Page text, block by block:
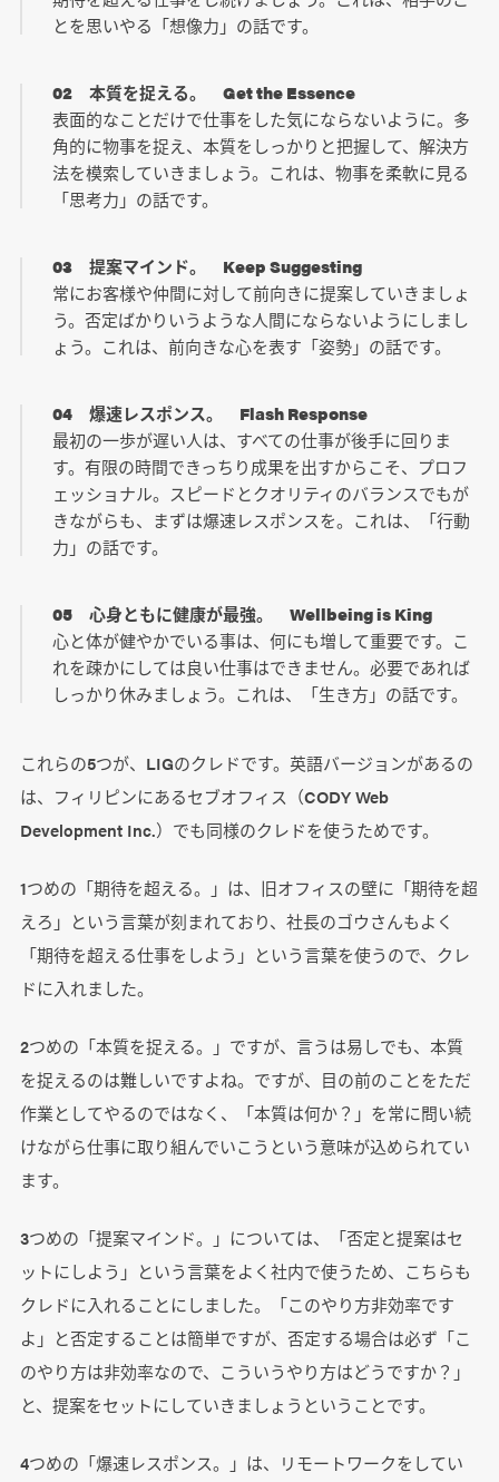
とを思いやる「想像力」の話です。
02 本質を捉える。 Get the Essence
表面的なことだけで仕事をした気にならないように。多
角的に物事を捉え、本質をしっかりと把握して、解決方
法を模索していきましょう。これは、物事を柔軟に見る
「思考力」の話です。
03 提案マインド。 Keep Suggesting
常にお客様や仲間に対して前向きに提案していきましょ
う。否定ばかりいうような人間にならないようにしまし
ょう。これは、前向きな心を表す「姿勢」の話です。
04 爆速レスポンス。 Flash Response
最初の一歩が遅い人は、すべての仕事が後手に回りま
す。有限の時間できっちり成果を出すからこそ、プロフ
ェッショナル。スピードとクオリティのバランスでもが
きながらも、まずは爆速レスポンスを。これは、「行動
力」の話です。
05 心身ともに健康が最強。 Wellbeing is King
心と体が健やかでいる事は、何にも増して重要です。こ
れを疎かにしては良い仕事はできません。必要であれば
しっかり休みましょう。これは、「生き方」の話です。
これらの5つが、LIGのクレドです。英語バージョンがあるの
は、フィリピンにあるセブオフィス（CODY Web
Development Inc.）でも同様のクレドを使うためです。
1つめの「期待を超える。」は、旧オフィスの壁に「期待を超
えろ」という言葉が刻まれており、社長のゴウさんもよく
「期待を超える仕事をしよう」という言葉を使うので、クレ
ドに入れました。
2つめの「本質を捉える。」ですが、言うは易しでも、本質
を捉えるのは難しいですよね。ですが、目の前のことをただ
作業としてやるのではなく、「本質は何か？」を常に問い続
けながら仕事に取り組んでいこうという意味が込められてい
ます。
3つめの「提案マインド。」については、「否定と提案はセ
ットにしよう」という言葉をよく社内で使うため、こちらも
クレドに入れることにしました。「このやり方非効率です
よ」と否定することは簡単ですが、否定する場合は必ず「こ
のやり方は非効率なので、こういうやり方はどうですか？」
と、提案をセットにしていきましょうということです。
4つめの「爆速レスポンス。」は、リモートワークをしてい